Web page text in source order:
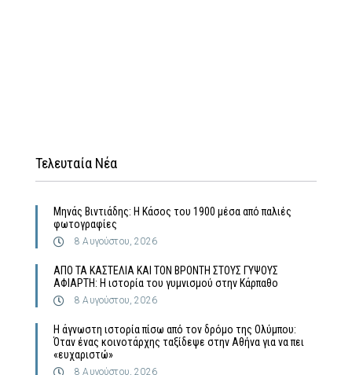
Τελευταία Νέα
Μηνάς Βιντιάδης: Η Κάσος του 1900 μέσα από παλιές
φωτογραφίες
8 Αυγούστου, 2026
ΑΠΟ ΤΑ ΚΑΣΤΕΛΙΑ ΚΑΙ ΤΟΝ ΒΡΟΝΤΗ ΣΤΟΥΣ ΓΥΨΟΥΣ
ΑΦΙΑΡΤΗ: Η ιστορία του γυμνισμού στην Κάρπαθο
8 Αυγούστου, 2026
Η άγνωστη ιστορία πίσω από τον δρόμο της Ολύμπου:
Όταν ένας κοινοτάρχης ταξίδεψε στην Αθήνα για να πει
«ευχαριστώ»
8 Αυγούστου, 2026